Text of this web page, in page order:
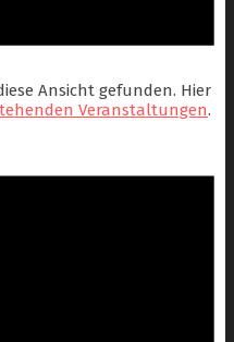
Ansicht gefunden. Hier
Veranstaltungen.